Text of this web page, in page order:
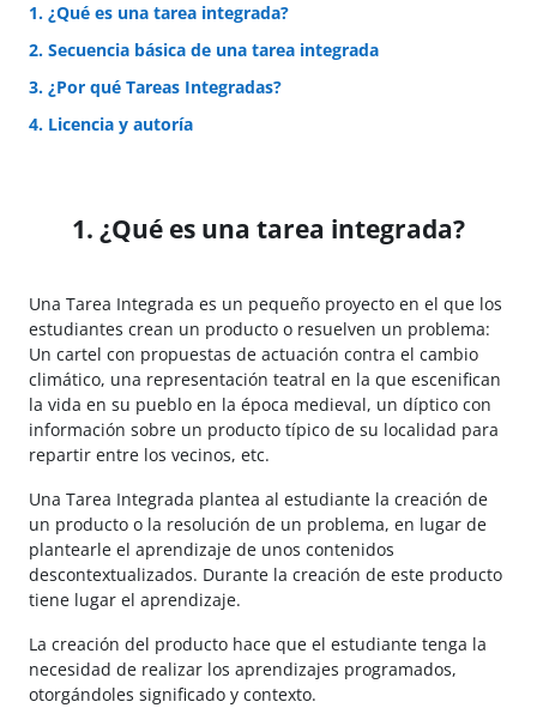
1. ¿Qué es una tarea integrada?
2. Secuencia básica de una tarea integrada
3. ¿Por qué Tareas Integradas?
4. Licencia y autoría
1. ¿Qué es una tarea integrada?
Una Tarea Integrada es un pequeño proyecto en el que los
estudiantes crean un producto o resuelven un problema:
Un cartel con propuestas de actuación contra el cambio
climático, una representación teatral en la que escenifican
la vida en su pueblo en la época medieval, un díptico con
información sobre un producto típico de su localidad para
repartir entre los vecinos, etc.
Una Tarea Integrada plantea al estudiante la creación de
un producto o la resolución de un problema, en lugar de
plantearle el aprendizaje de unos contenidos
descontextualizados. Durante la creación de este producto
tiene lugar el aprendizaje.
La creación del producto hace que el estudiante tenga la
necesidad de realizar los aprendizajes programados,
otorgándoles significado y contexto.